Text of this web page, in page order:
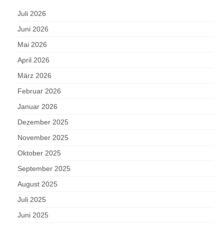
Juli 2026
Juni 2026
Mai 2026
April 2026
März 2026
Februar 2026
Januar 2026
Dezember 2025
November 2025
Oktober 2025
September 2025
August 2025
Juli 2025
Juni 2025